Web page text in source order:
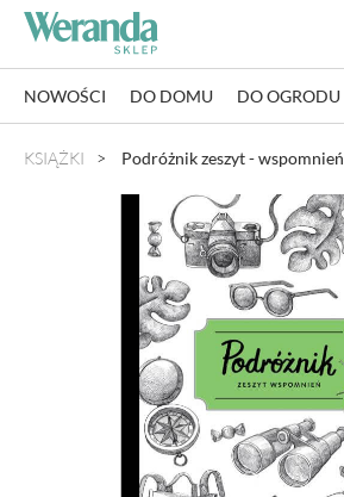
NOWOŚCI
SZKLARNIE OGRODOWE
OZDOBY ŚWIĄTECZNE
NOWOŚCI DO DOMU DO OGRODU
KSIĄŻKI Podróżnik zeszyt - wspomnień